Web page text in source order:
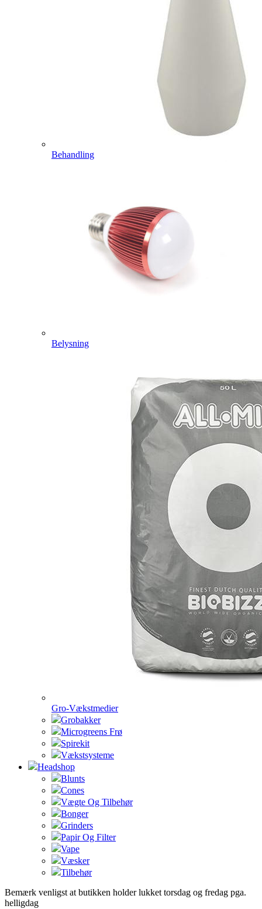
Behandling
Belysning
Gro-Vækstmedier
Grobakker
Microgreens Frø
Spirekit
Vækstsysteme
Headshop
Blunts
Cones
Vægte Og Tilbehør
Bonger
Grinders
Papir Og Filter
Vape
Væsker
Tilbehør
Bemærk venligst at butikken holder lukket torsdag og fredag pga.
helligdag